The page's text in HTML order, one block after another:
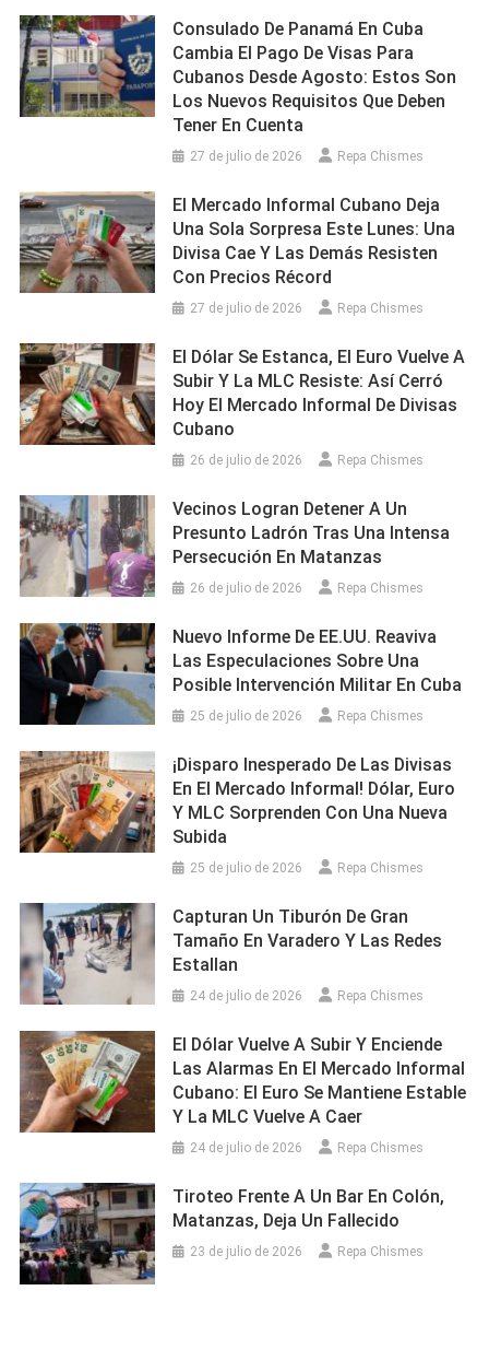
Consulado De Panamá En Cuba
Cambia El Pago De Visas Para
Cubanos Desde Agosto: Estos Son
Los Nuevos Requisitos Que Deben
Tener En Cuenta
27 de julio de 2026 Repa Chismes
El Mercado Informal Cubano Deja
Una Sola Sorpresa Este Lunes: Una
Divisa Cae Y Las Demás Resisten
Con Precios Récord
27 de julio de 2026 Repa Chismes
El Dólar Se Estanca, El Euro Vuelve A
Subir Y La MLC Resiste: Así Cerró
Hoy El Mercado Informal De Divisas
Cubano
26 de julio de 2026 Repa Chismes
Vecinos Logran Detener A Un
Presunto Ladrón Tras Una Intensa
Persecución En Matanzas
26 de julio de 2026 Repa Chismes
Nuevo Informe De EE.UU. Reaviva
Las Especulaciones Sobre Una
Posible Intervención Militar En Cuba
25 de julio de 2026 Repa Chismes
¡Disparo Inesperado De Las Divisas
En El Mercado Informal! Dólar, Euro
Y MLC Sorprenden Con Una Nueva
Subida
25 de julio de 2026 Repa Chismes
Capturan Un Tiburón De Gran
Tamaño En Varadero Y Las Redes
Estallan
24 de julio de 2026 Repa Chismes
El Dólar Vuelve A Subir Y Enciende
Las Alarmas En El Mercado Informal
Cubano: El Euro Se Mantiene Estable
Y La MLC Vuelve A Caer
24 de julio de 2026 Repa Chismes
Tiroteo Frente A Un Bar En Colón,
Matanzas, Deja Un Fallecido
23 de julio de 2026 Repa Chismes